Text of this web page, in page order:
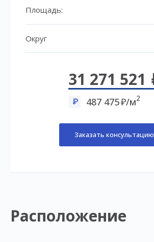
Площадь:
Округ
31 271 521
487 475 /м2
Заказать консультацию
Расположение